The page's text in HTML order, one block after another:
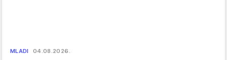
MLADI 04.08.2026.